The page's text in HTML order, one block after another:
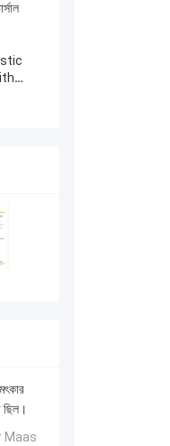
ছিল।
Maas